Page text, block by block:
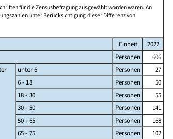
für die Zensusbefragung ausgewählt worden waren. An
unter Berücksichtigung dieser Differenz von
Einheit
2022
Personen
606
unter 6 Personen
27
6 - 18
Personen
50
18 - 30
Personen
55
30 - 50
Personen
141
50 - 65
Personen
168
65 - 75
Personen
102